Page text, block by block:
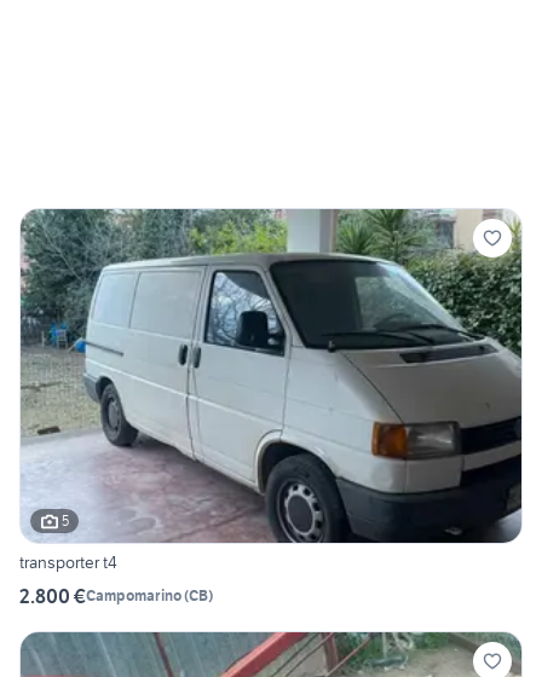
5
transporter t4
2.800 €Campomarino(CB)